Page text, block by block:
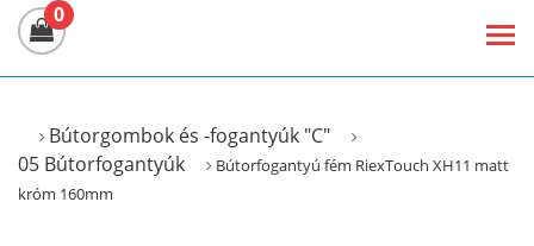
0
Bútorgombok és -fogantyúk "C"
05 Bútorfogantyúk
Bútorfogantyú fém RiexTouch XH11 matt
króm 160mm